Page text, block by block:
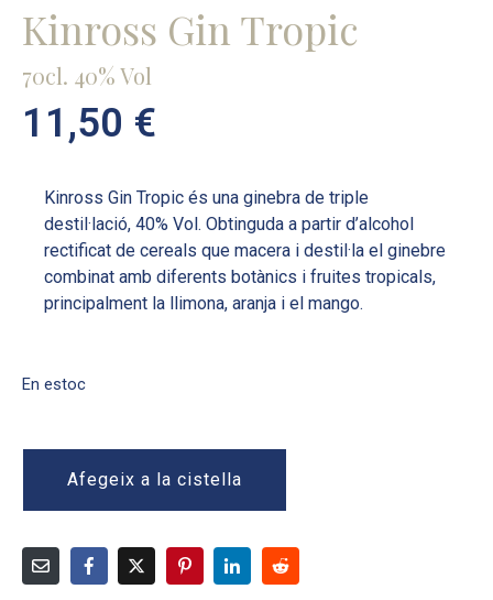
Kinross Gin Tropic
70cl. 40% Vol
11,50 €
Kinross Gin Tropic és una ginebra de triple
destil·lació, 40% Vol. Obtinguda a partir d’alcohol
rectificat de cereals que macera i destil·la el ginebre
combinat amb diferents botànics i fruites tropicals,
principalment la llimona, aranja i el mango.
En estoc
Afegeix a la cistella